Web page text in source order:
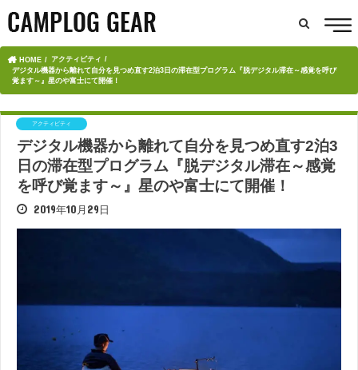
HOME
アクティビティ
デジタル機器から離れて自分を見つめ直す2泊3日の滞在型プログラム『脱デジタル滞在～感覚を呼び
覚ます～』星のや富士にて開催！
アクティビティ
デジタル機器から離れて自分を見つめ直す2泊3
日の滞在型プログラム『脱デジタル滞在～感覚
を呼び覚ます～』星のや富士にて開催！
2019年10月29日